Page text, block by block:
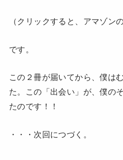
（クリックすると、アマゾン
です。
この２冊が届いてから、僕は
た。この「出会い」が、僕の
たのです！！
・・・次回につづく。